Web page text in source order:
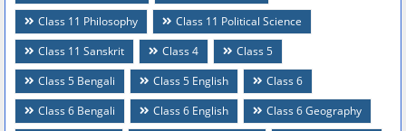
Class 11 Philosophy
Class 11 Political Science
Class 11 Sanskrit
Class 4
Class 5
Class 5 Bengali
Class 5 English
Class 6
Class 6 Bengali
Class 6 English
Class 6 Geography